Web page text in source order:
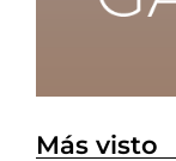
Más visto